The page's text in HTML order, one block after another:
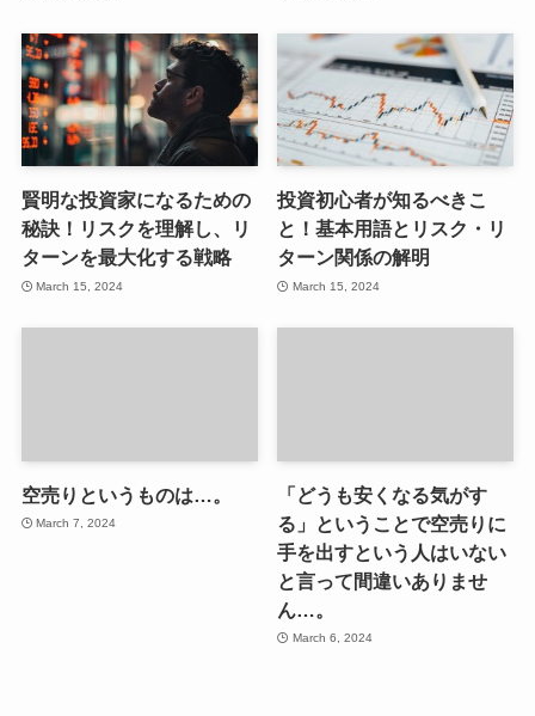
賢明な投資家になるための
秘訣！リスクを理解し、リ
ターンを最大化する戦略
March 15, 2024
投資初心者が知るべきこ
と！基本用語とリスク・リ
ターン関係の解明
March 15, 2024
空売りというものは…。
March 7, 2024
「どうも安くなる気がす
る」ということで空売りに
手を出すという人はいない
と言って間違いありませ
ん…。
March 6, 2024